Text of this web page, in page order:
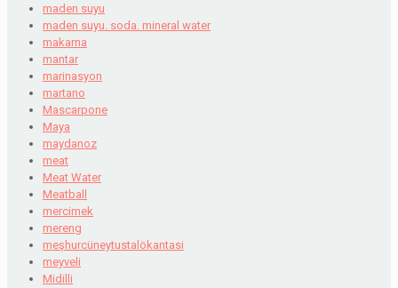
maden suyu
maden suyu. soda. mineral water
makarna
mantar
marinasyon
martano
Mascarpone
Maya
maydanoz
meat
Meat Water
Meatball
mercimek
mereng
meşhurcüneytustalökantasi
meyveli
Midilli